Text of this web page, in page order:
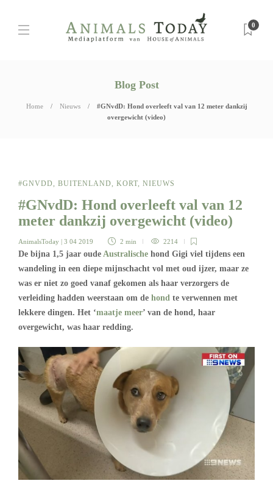
0
Blog Post
Home Nieuws
#GNvdD: Hond overleeft val van 12 meter dankzij
overgewicht (video)
#GNVDD, BUITENLAND, KORT, NIEUWS
#GNvdD: Hond overleeft val van 12
meter dankzij overgewicht (video)
AnimalsToday | 3 04 2019 2 min 2214
De bijna 1,5 jaar oude Australische hond Gigi viel tijdens een
wandeling in een diepe mijnschacht vol met oud ijzer, maar ze
was er niet zo goed vanaf gekomen als haar verzorgers de
verleiding hadden weerstaan om de hond te verwennen met
lekkere dingen. Het ‘maatje meer’ van de hond, haar
overgewicht, was haar redding.